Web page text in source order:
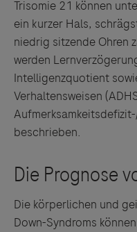
Trisomie 21 können
ein kurzer Hals,
niedrig sitzende Ohren
werden
Intelligenzquotient
Verhaltensweisen
beschrieben.
Die körperlichen und
Down-Syndroms